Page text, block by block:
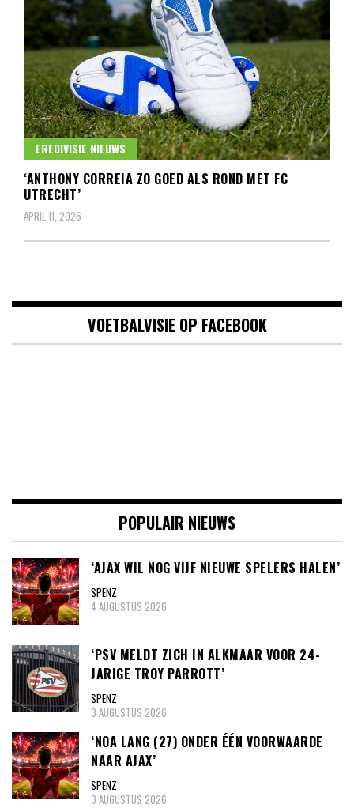
EREDIVISIE NIEUWS
‘ANTHONY CORREIA ZO GOED ALS ROND MET FC
UTRECHT’
APRIL 11, 2026
VOETBALVISIE OP FACEBOOK
POPULAIR NIEUWS
‘AJAX WIL NOG VIJF NIEUWE SPELERS HALEN’
SPENZ
4 AUGUSTUS 2026
‘PSV MELDT ZICH IN ALKMAAR VOOR 24-
JARIGE TROY PARROTT’
SPENZ
3 AUGUSTUS 2026
‘NOA LANG (27) ONDER ÉÉN VOORWAARDE
NAAR AJAX’
SPENZ
3 AUGUSTUS 2026